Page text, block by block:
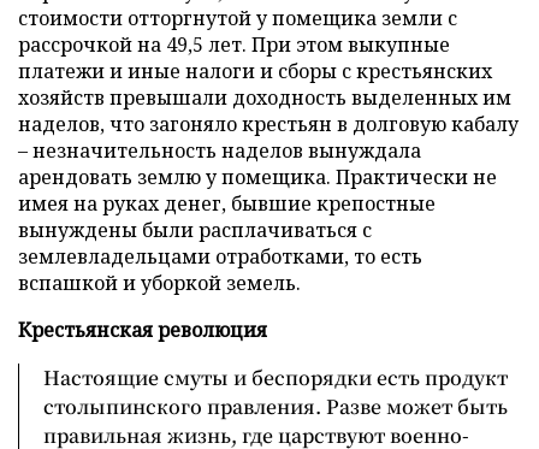
стоимости отторгнутой у помещика земли с
рассрочкой на 49,5 лет. При этом выкупные
платежи и иные налоги и сборы с крестьянских
хозяйств превышали доходность выделенных им
наделов, что загоняло крестьян в долговую кабалу
– незначительность наделов вынуждала
арендовать землю у помещика. Практически не
имея на руках денег, бывшие крепостные
вынуждены были расплачиваться с
землевладельцами отработками, то есть
вспашкой и уборкой земель.
Крестьянская революция
Настоящие смуты и беспорядки есть продукт
столыпинского правления. Разве может быть
правильная жизнь, где царствуют военно-